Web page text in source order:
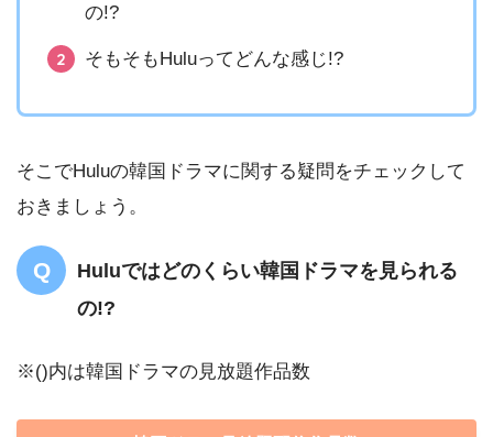
の!?
そもそもHuluってどんな感じ!?
そこでHuluの韓国ドラマに関する疑問をチェックして
おきましょう。
Huluではどのくらい韓国ドラマを見られる
の!?
※()内は韓国ドラマの見放題作品数